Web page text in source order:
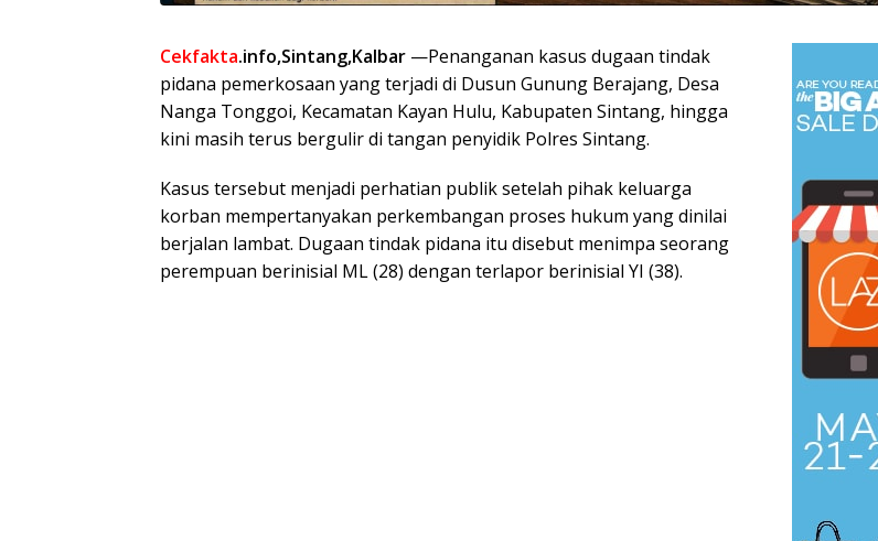
Cekfakta.info,Sintang,Kalbar —Penanganan kasus dugaan tindak
pidana pemerkosaan yang terjadi di Dusun Gunung Berajang, Desa
Nanga Tonggoi, Kecamatan Kayan Hulu, Kabupaten Sintang, hingga
kini masih terus bergulir di tangan penyidik Polres Sintang.
Kasus tersebut menjadi perhatian publik setelah pihak keluarga
korban mempertanyakan perkembangan proses hukum yang dinilai
berjalan lambat. Dugaan tindak pidana itu disebut menimpa seorang
perempuan berinisial ML (28) dengan terlapor berinisial YI (38).